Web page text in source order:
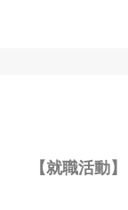
【就職活動